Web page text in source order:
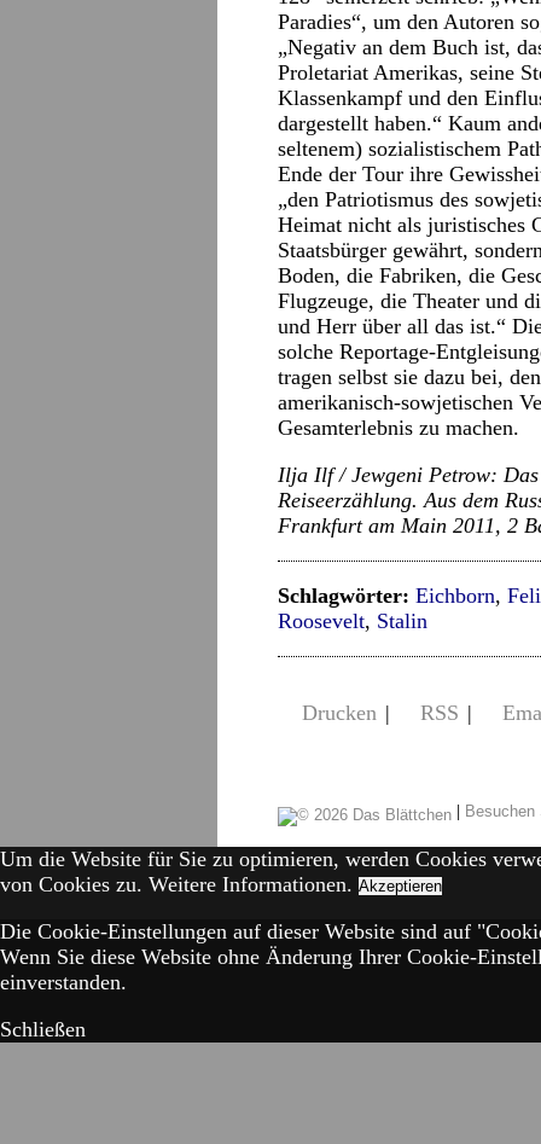
Paradies“, um den Autoren
„Negativ an dem Buch ist,
Proletariat Amerikas, seine
Klassenkampf und den
dargestellt haben.“ Kaum
seltenem) sozialistischem
Ende der Tour ihre
„den Patriotismus des
Heimat nicht als juristisches
Staatsbürger gewährt,
Boden, die Fabriken, die
Flugzeuge, die Theater und
und Herr über all das ist.“
solche Reportage-
tragen selbst sie dazu bei,
amerikanisch-sowjetischen
Gesamterlebnis zu machen.
Ilja Ilf / Jewgeni Petrow: Das
Reiseerzählung. Aus dem
Frankfurt am Main 2011, 2
Schlagwörter: Eichborn,
Roosevelt, Stalin
Drucken | RSS |
|
Um die Website für Sie zu optimieren, werden Cookies
von Cookies zu. Weitere Informationen. Akzeptieren
Die Cookie-Einstellungen auf dieser Website sind auf
Wenn Sie diese Website ohne Änderung Ihrer Cookie-
einverstanden.
Schließen